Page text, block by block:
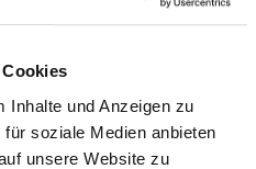
Inhalte und Anzeigen zu
soziale Medien anbieten
unsere Website zu